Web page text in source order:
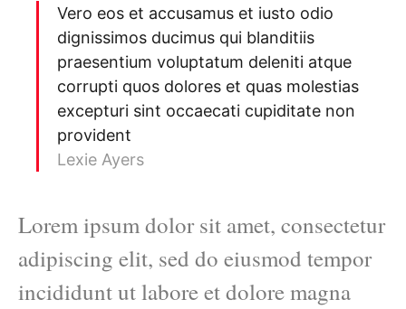
Vero eos et accusamus et iusto odio
dignissimos ducimus qui blanditiis
praesentium voluptatum deleniti atque
corrupti quos dolores et quas molestias
excepturi sint occaecati cupiditate non
provident
Lexie Ayers
Lorem ipsum dolor sit amet, consectetur
adipiscing elit, sed do eiusmod tempor
incididunt ut labore et dolore magna